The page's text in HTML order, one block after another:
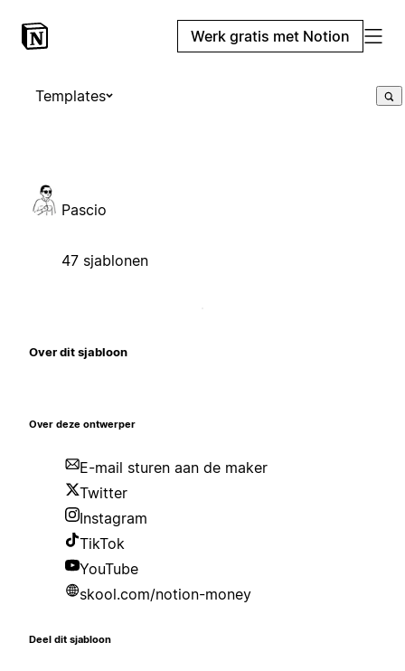
Werk gratis met Notion
Templates
Pascio
47 sjablonen
Over dit sjabloon
Over deze ontwerper
E-mail sturen aan de maker
Twitter
Instagram
TikTok
YouTube
skool.com/notion-money
Deel dit sjabloon